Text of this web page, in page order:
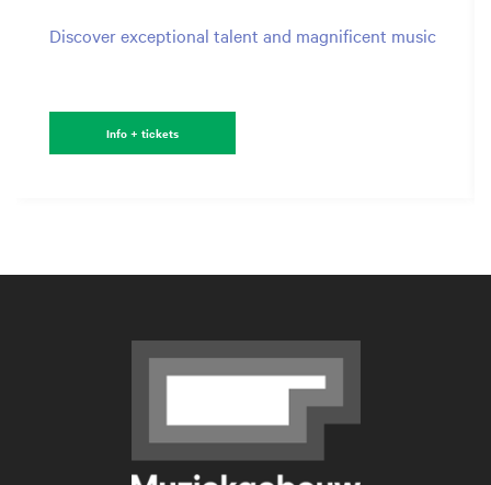
Discover exceptional talent and magnificent music
Info + tickets